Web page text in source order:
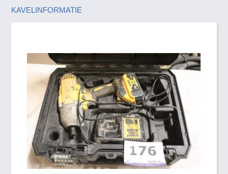
KAVELINFORMATIE